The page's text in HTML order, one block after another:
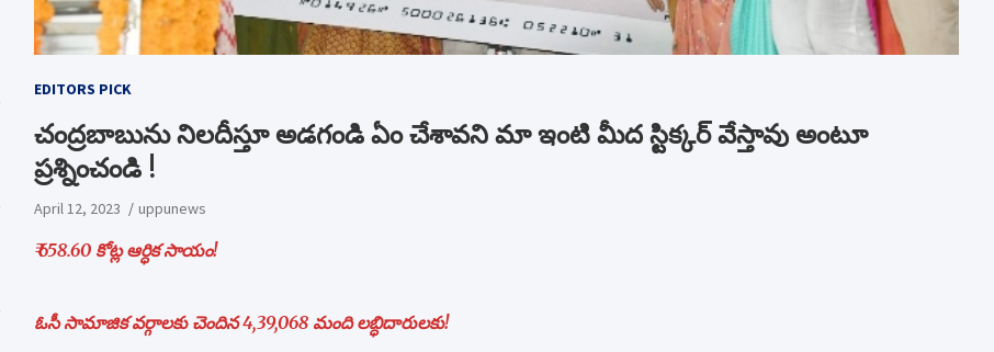
EDITORS PICK
చంద్రబాబును నిలదీస్తూ అడగండి ఏం చేశావని మా ఇంటి మీద స్టిక్కర్ వేస్తావు అంటూ
ప్రశ్నించండి !
April 12, 2023 uppunews
₹ 658.60 కోట్ల ఆర్ధిక సాయం!
ఓసీ సామాజిక వర్గాలకు చెందిన 4,39,068 మంది లబ్ధిదారులకు!